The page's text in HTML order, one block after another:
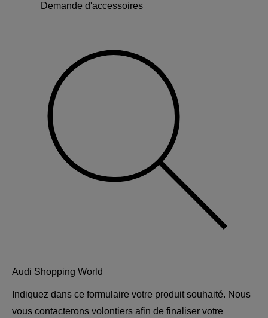
Demande d'accessoires
Audi Shopping World
Indiquez dans ce formulaire votre produit souhaité. Nous
vous contacterons volontiers afin de finaliser votre